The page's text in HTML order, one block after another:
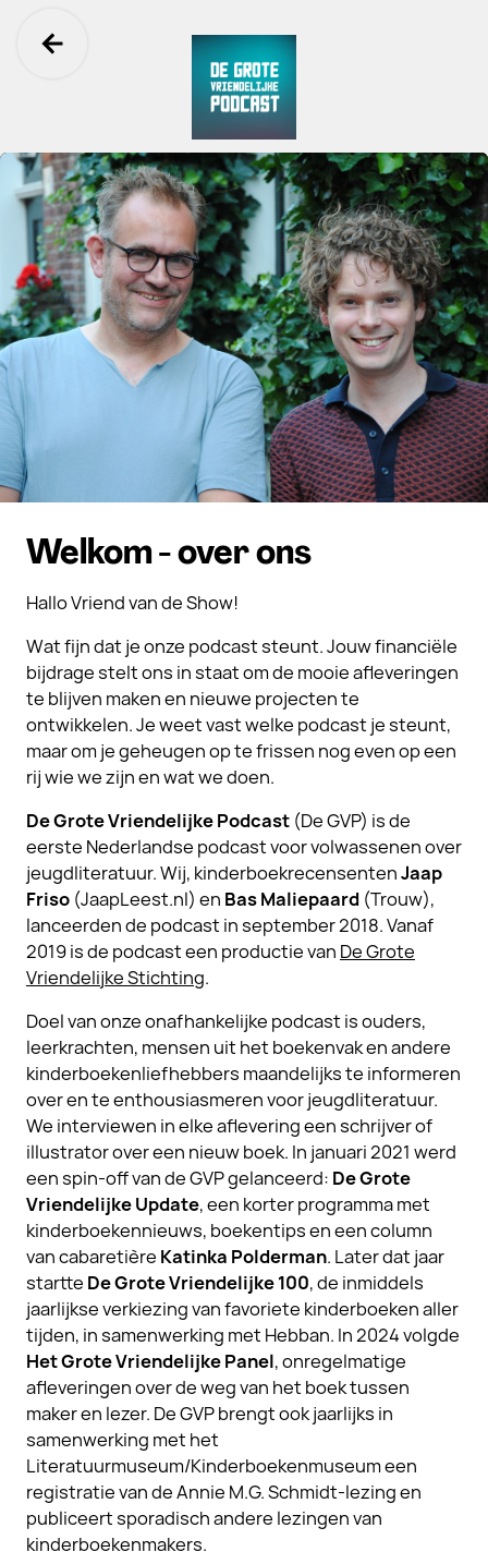
Ga terug
De Grote Vriendelijke Podcast
Welkom - over ons
Hallo Vriend van de Show!
Wat fijn dat je onze podcast steunt. Jouw financiële
bijdrage stelt ons in staat om de mooie afleveringen
te blijven maken en nieuwe projecten te
ontwikkelen. Je weet vast welke podcast je steunt,
maar om je geheugen op te frissen nog even op een
rij wie we zijn en wat we doen.
De Grote Vriendelijke Podcast (De GVP) is de
eerste Nederlandse podcast voor volwassenen over
jeugdliteratuur. Wij, kinderboekrecensentenJaap
Friso (JaapLeest.nl) en Bas Maliepaard (Trouw),
lanceerden de podcast in september 2018. Vanaf
2019 is de podcast een productie van De Grote
Vriendelijke Stichting.
Doel van onze onafhankelijke podcast is ouders,
leerkrachten, mensen uit het boekenvak en andere
kinderboekenliefhebbers maandelijks te informeren
over en te enthousiasmeren voor jeugdliteratuur.
We interviewen in elke aflevering een schrijver of
illustrator over een nieuw boek. In januari 2021 werd
een spin-off van de GVP gelanceerd: De Grote
Vriendelijke Update, een korter programma met
kinderboekennieuws, boekentips en een column
van cabaretière Katinka Polderman. Later dat jaar
startte De Grote Vriendelijke 100, de inmiddels
jaarlijkse verkiezing van favoriete kinderboeken aller
tijden, in samenwerking met Hebban. In 2024 volgde
Het Grote Vriendelijke Panel, onregelmatige
afleveringen over de weg van het boek tussen
maker en lezer. De GVP brengt ook jaarlijks in
samenwerking met het
Literatuurmuseum/Kinderboekenmuseum een
registratie van de Annie M.G. Schmidt-lezing en
publiceert sporadisch andere lezingen van
kinderboekenmakers.